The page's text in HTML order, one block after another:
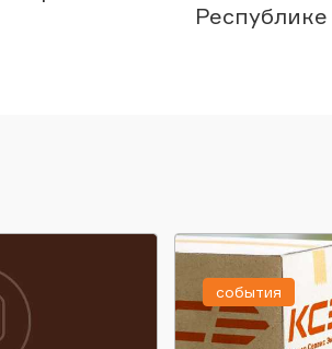
Республике
события